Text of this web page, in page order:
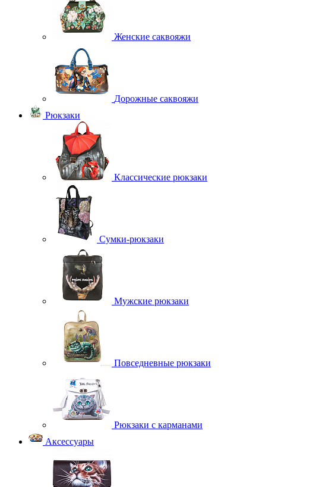
Женские саквояжи
Дорожные саквояжи
Рюкзаки
Классические рюкзаки
Сумки-рюкзаки
Мужские рюкзаки
Повседневные рюкзаки
Рюкзаки с карманами
Аксессуары